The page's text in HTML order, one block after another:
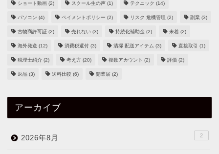
ショート動画 (2) スクール生の声 (1) テクニック (14)
パソコン (4) ペイメントポリシー (2) リスク 危機管理 (2) 副業 (3)
古物商許可証 (2) 売れない (3) 持続化補助金 (2) 未着 (2)
海外発送 (12) 消費税還付 (3) 清掃 配送アイテム (3) 直接取引 (1)
税理士紹介 (2) 考え方 (20) 複数アカウント (2) 評価 (2)
返品 (3) 送料比較 (6) 開業届 (2)
アーカイブ
2026年8月 2